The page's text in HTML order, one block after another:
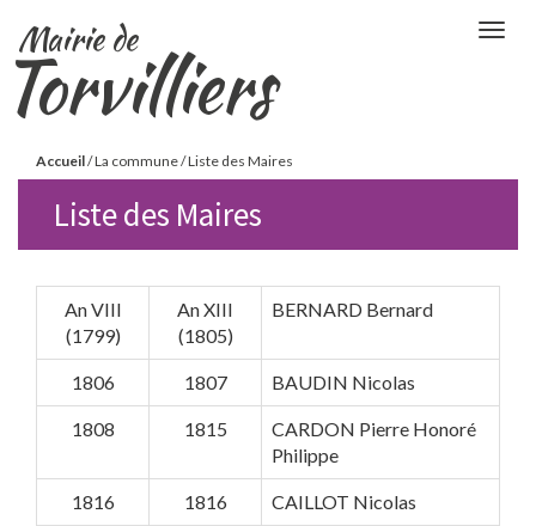
contenu
principal
Mairie de
Torvilliers
Vous
êtes
ici
Accueil/La commune/Liste des Maires
Liste des Maires
An VIII
(1799)
An XIII
(1805)
BERNARD Bernard
1806 1807 BAUDIN Nicolas
1808 1815
CARDON Pierre Honoré
Philippe
1816 1816 CAILLOT Nicolas